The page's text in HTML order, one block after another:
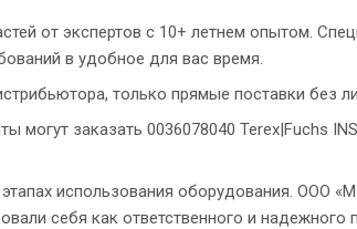
от экспертов с 10+ летнем опытом.
в удобное для вас время.
только прямые поставки без
могут заказать 0036078040 Terex|Fuchs
использования оборудования.
себя как ответственного и надежного